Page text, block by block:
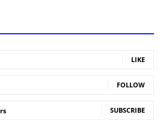
LIKE
FOLLOW
SUBSCRIBE